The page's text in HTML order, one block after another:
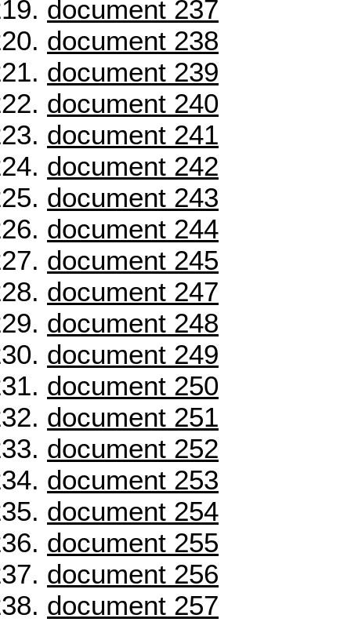
document 237
document 238
document 239
document 240
document 241
document 242
document 243
document 244
document 245
document 247
document 248
document 249
document 250
document 251
document 252
document 253
document 254
document 255
document 256
document 257